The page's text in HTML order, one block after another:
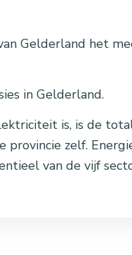
Gelderland het
in Gelderland.
is, is de
provincie zelf.
van de vijf